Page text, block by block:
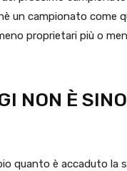
un campionato come
proprietari più o
NON È
quanto è accaduto la